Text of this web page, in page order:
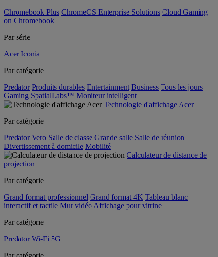
Chromebook Plus ChromeOS Enterprise Solutions Cloud Gaming
on Chromebook
Par série
Acer Iconia
Par catégorie
Predator Produits durables Entertainment Business Tous les jours
Gaming SpatialLabs™ Moniteur intelligent
Technologie d'affichage Acer
Par catégorie
Predator Vero Salle de classe Grande salle Salle de réunion
Divertissement à domicile Mobilité
Calculateur de distance de
projection
Par catégorie
Grand format professionnel Grand format 4K Tableau blanc
interactif et tactile Mur vidéo Affichage pour vitrine
Par catégorie
Predator Wi-Fi 5G
Par catégorie